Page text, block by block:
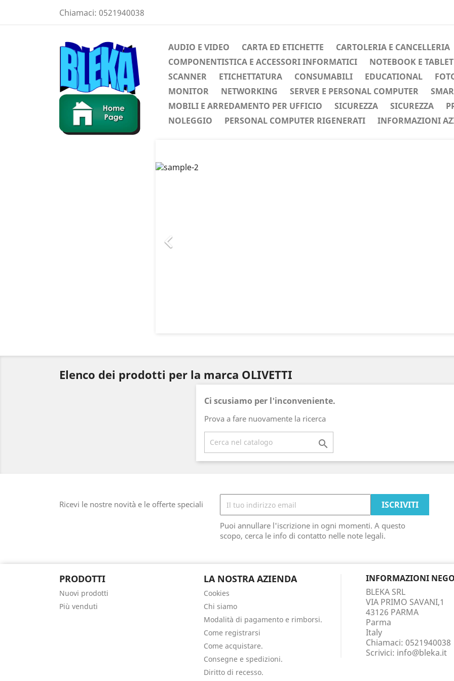
Chiamaci: 0521940038
AUDIO E VIDEO CARTA ED ETICHETTE
CARTOLERIA E CANCELLERIA
COMPONENTISTICA E ACCESSORI INFORMATICI
NOTEBOOK E TABLET
SCANNER
ETICHETTATURA CONSUMABILI EDUCATIONAL
MONITOR
NETWORKING SERVER E PERSONAL COMPUTER
MOBILI E ARREDAMENTO PER UFFICIO
SICUREZZA SICUREZZA
NOLEGGIO
PERSONAL COMPUTER RIGENERATI INFORMAZIONI

Elenco dei prodotti per la marca OLIVETTI
Ci scusiamo per l'inconveniente.
Prova a fare nuovamente la ricerca

Ricevi le nostre novità e le offerte speciali
Puoi annullare l'iscrizione in ogni momenti. A questo
scopo, cerca le info di contatto nelle note legali.
PRODOTTI
Nuovi prodotti
Più venduti
LA NOSTRA AZIENDA
Cookies
Chi siamo
Modalità di pagamento e rimborsi.
Come registrarsi
Come acquistare.
Consegne e spedizioni.
Diritto di recesso.
INFORMAZIONI
BLEKA SRL
VIA PRIMO SAVANI,1
43126 PARMA
Parma
Italy
Chiamaci: 0521940038
Scrivici: info@bleka.it